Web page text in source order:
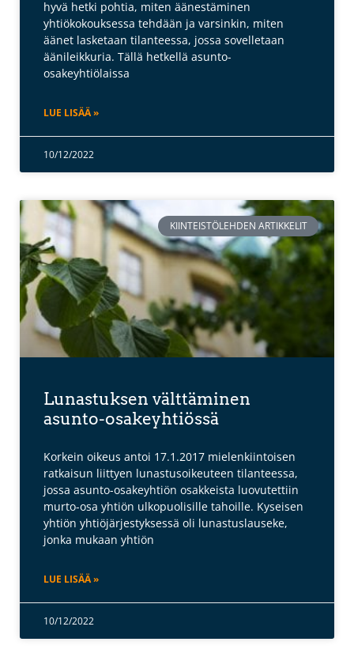
hyvä hetki pohtia, miten äänestäminen
yhtiökokouksessa tehdään ja varsinkin, miten
äänet lasketaan tilanteessa, jossa sovelletaan
äänileikkuria. Tällä hetkellä asunto-
osakeyhtiölaissa
LUE LISÄÄ »
10/12/2022
KIINTEISTÖLEHDEN ARTIKKELIT
Lunastuksen välttäminen
asunto-osakeyhtiössä
Korkein oikeus antoi 17.1.2017 mielenkiintoisen
ratkaisun liittyen lunastusoikeuteen tilanteessa,
jossa asunto-osakeyhtiön osakkeista luovutettiin
murto-osa yhtiön ulkopuolisille tahoille. Kyseisen
yhtiön yhtiöjärjestyksessä oli lunastuslauseke,
jonka mukaan yhtiön
LUE LISÄÄ »
10/12/2022